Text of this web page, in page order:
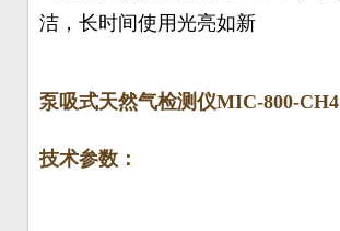
洁，长时间使用光亮如新
泵吸式天然气检测仪MIC-800-CH4
技术参数：